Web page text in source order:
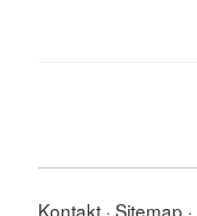
Kontakt Sitemap